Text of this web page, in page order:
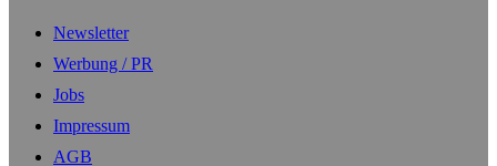
Newsletter
Werbung / PR
Jobs
Impressum
AGB